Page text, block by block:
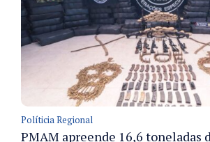
Políticia Regional